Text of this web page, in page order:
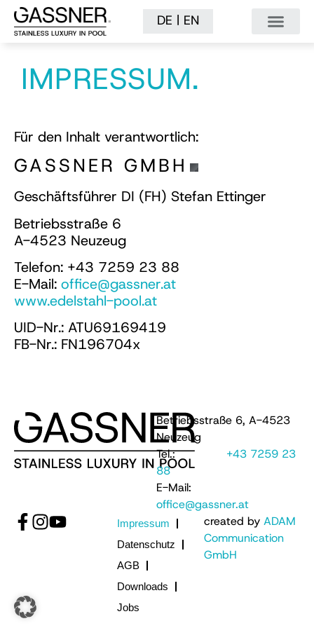
DE | EN
IMPRESSUM.
Für den Inhalt verantwortlich:
GASSNER GMBH
Geschäftsführer DI (FH) Stefan Ettinger
Betriebsstraße 6
A-4523 Neuzeug
Telefon: +43 7259 23 88
E-Mail: office@gassner.at
www.edelstahl-pool.at
UID-Nr.: ATU69169419
FB-Nr.: FN196704x
Betriebsstraße 6, A-4523
Neuzeug
Tel.:
+43 7259 23
88
E-Mail:
office@gassner.at
Impressum
Datenschutz
AGB
Downloads
Jobs
created byADAM
Communication
GmbH